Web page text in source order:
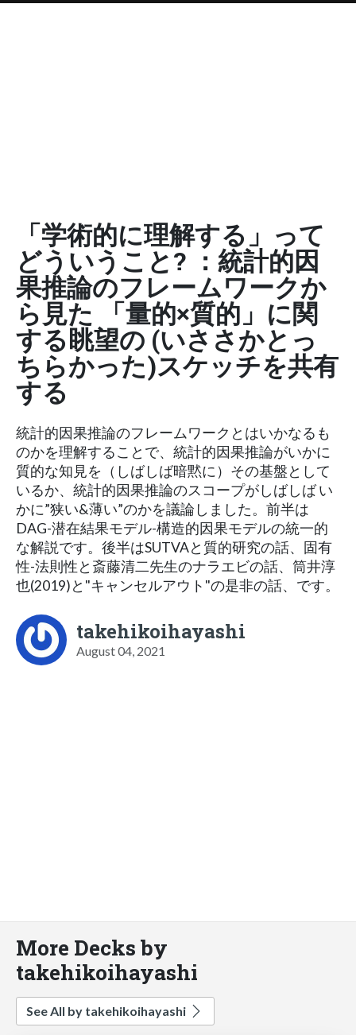
「学術的に理解する」って
どういうこと? ：統計的因
果推論のフレームワークか
ら見た 「量的×質的」に関
する眺望の (いささかとっ
ちらかった)スケッチを共有
する
統計的因果推論のフレームワークとはいかなるも
のかを理解することで、統計的因果推論がいかに
質的な知見を（しばしば暗黙に）その基盤として
いるか、統計的因果推論のスコープがしばしば い
かに”狭い&薄い”のかを議論しました。前半は
DAG-潜在結果モデル-構造的因果モデルの統一的
な解説です。後半はSUTVAと質的研究の話、固有
性-法則性と斎藤清二先生のナラエビの話、筒井淳
也(2019)と"キャンセルアウト"の是非の話、です。
takehikoihayashi
August 04, 2021
More Decks by
takehikoihayashi
See All by takehikoihayashi